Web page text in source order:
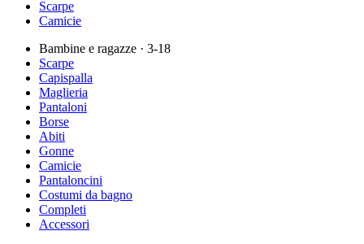
Scarpe
Camicie
Bambine e ragazze · 3-18
Scarpe
Capispalla
Maglieria
Pantaloni
Borse
Abiti
Gonne
Camicie
Pantaloncini
Costumi da bagno
Completi
Accessori